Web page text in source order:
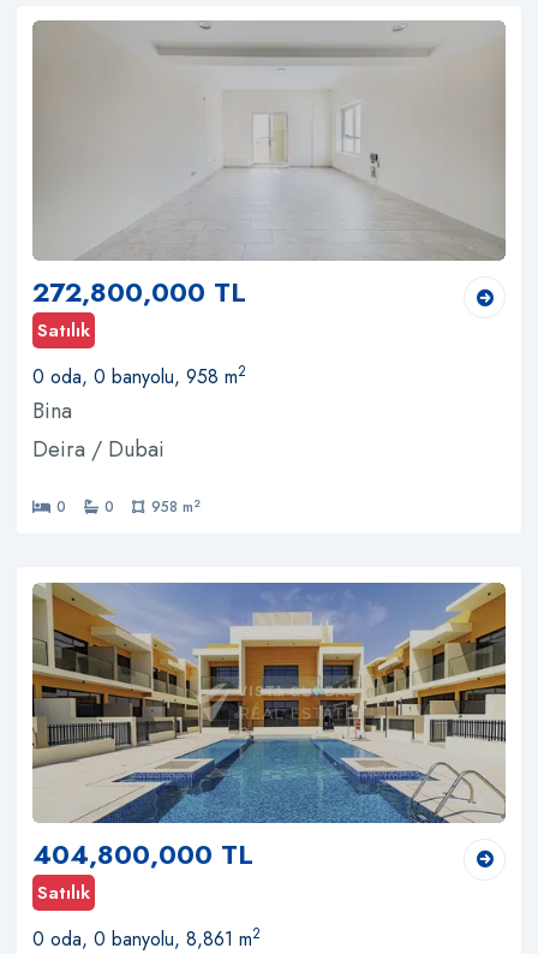
272,800,000 TL
Satılık
0 oda, 0 banyolu, 958 m2
Bina
Deira / Dubai
0 0 958 m2
404,800,000 TL
Satılık
0 oda, 0 banyolu, 8,861 m2